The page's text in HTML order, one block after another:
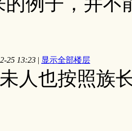
25 13:23 | 显示全部楼层
人也按照族